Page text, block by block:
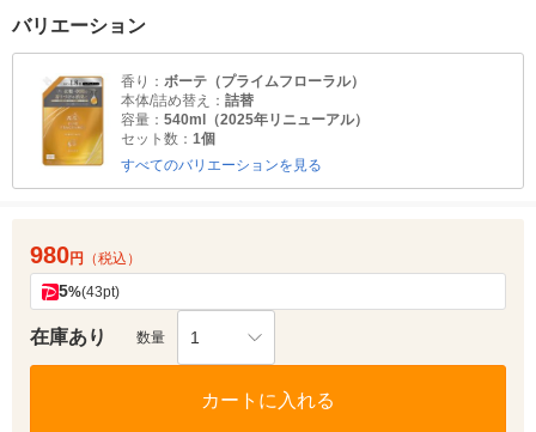
バリエーション
香り： ボーテ（プライムフローラル）
本体/詰め替え： 詰替
容量： 540ml（2025年リニューアル）
セット数： 1個
すべてのバリエーションを見る
980円 （税込）
5%(43pt)
在庫あり 数量 1
カートに入れる